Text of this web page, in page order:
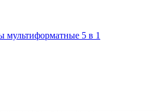
мультиформатные 5 в 1